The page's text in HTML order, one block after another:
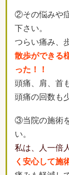
②その悩みや
下さい。
つらい痛み、
散歩ができる
った！！
頭痛、肩、首
頭痛の回数も
③当院の施術
い。
私は、人一倍
く安心して施